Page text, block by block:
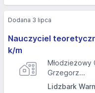
Nauczyciel
k/m
Młodzieżowy
Grzegorz...
Lidzbark
Dodana 3 lipca